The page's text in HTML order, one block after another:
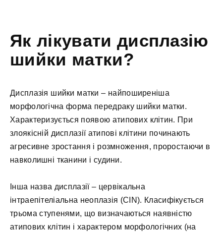
Як лікувати дисплазію
шийки матки?
Дисплазія шийки матки – найпоширеніша
морфологічна форма передраку шийки матки.
Характеризується появою атипових клітин. При
злоякісній дисплазії атипові клітини починають
агресивне зростання і розмноження, проростаючи в
навколишні тканини і судини.
Інша назва дисплазії – цервікальна
інтраепітеліальна неоплазія (CIN). Класифікується
трьома ступенями, що визначаються наявністю
атипових клітин і характером морфологічних (на